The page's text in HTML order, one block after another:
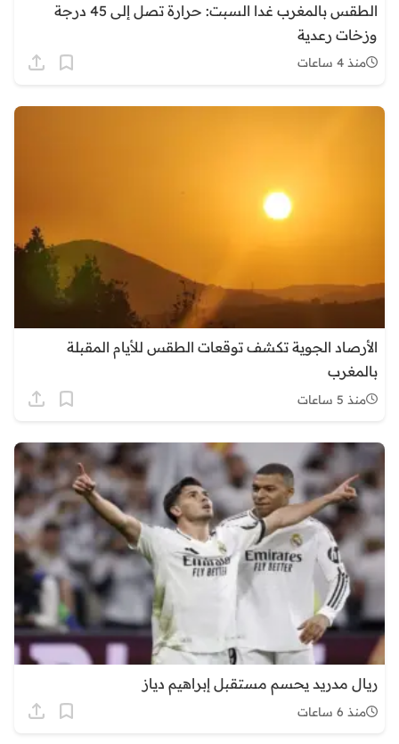
الطقس بالمغرب غدا السبت: حرارة تصل إلى 45 درجة
وزخات رعدية
منذ 4 ساعات
الأرصاد الجوية تكشف توقعات الطقس للأيام المقبلة
بالمغرب
منذ 5 ساعات
ريال مدريد يحسم مستقبل إبراهيم دياز
منذ 6 ساعات